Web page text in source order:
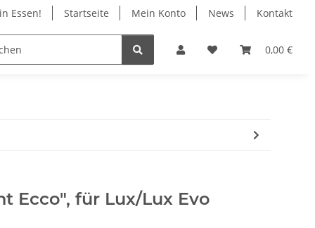
Essen! Startseite Mein Konto News Kontakt
0,00 €
Geschäft in Essen
Ecco", für Lux/Lux Evo